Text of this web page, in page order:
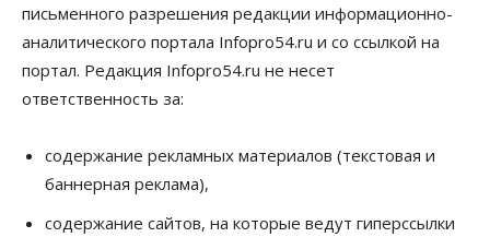
Бизнес
По «Сибэлектротерму» выдали исполнительные
листы на полмиллиарда рублей
07 Августа 2026, 08:00
привлекать к разработке новых лекарств в
России
06 Августа 2026, 19:00
письменного разрешения редакции информационно-
аналитического портала Infopro54.ru и со ссылкой на
портал. Редакция Infopro54.ru не несет
ответственность за:
содержание рекламных материалов (текстовая и
баннерная реклама),
содержание сайтов, на которые ведут гиперссылки